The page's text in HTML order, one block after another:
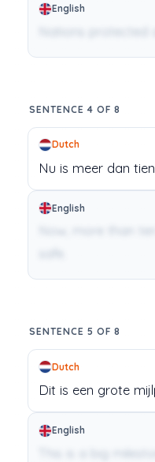
English
Nations protected
SENTENCE 4 OF 8
Dutch
Nu is meer dan tien
English
SENTENCE 5 OF 8
Dutch
Dit is een grote
English